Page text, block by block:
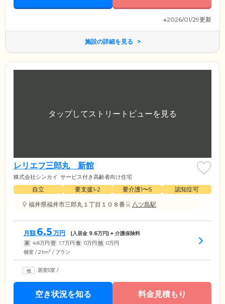
※2026/01/29更新
施設の詳細を見る
レリエフ三郎丸 新館
株式会社シンカイ サービス付き高齢者向け住宅
自立 要支援1•2 要介護1〜5
認知症可
福井県福井市三郎丸１丁目１０８番
八ツ島駅
月額 6.5 万円 (入居金 9.6万円) + 介護保険料
家 4.8万円 管 1.7万円 食 0万円 他 0万円
個室 / 21m2 / プラン
居室5室 /
空き状況を知る 料金見積もり